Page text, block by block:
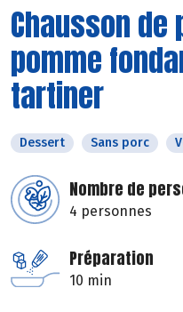
Chausson de
pomme
tartiner
Dessert Sans porc
Nombre de
4 personnes
Préparation
10 min